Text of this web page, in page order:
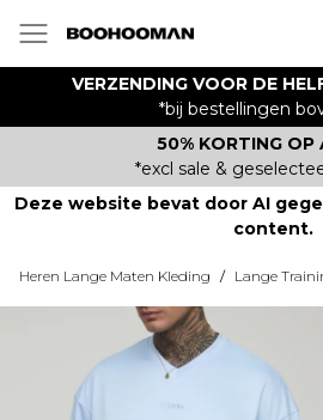
VERZENDING VOOR DE
*bij bestellingen
50% KORTING OP
*excl sale &
Deze website bevat door AI
content.
Heren Lange Maten Kleding / Lange